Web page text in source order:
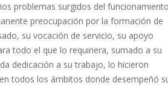
problemas surgidos del
preocupación por la formación de
su vocación de servicio, su apoyo
todo el que lo requiriera, sumado a su
dedicación a su trabajo, lo hicieron
todos los ámbitos donde desempeñó